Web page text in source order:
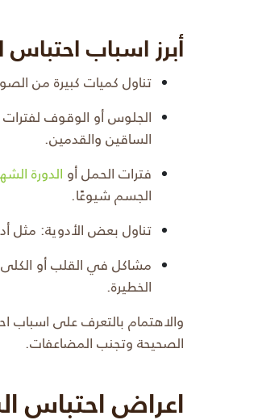
أبرز اسباب
تناول كميات كبيرة من
الجلوس أو الوقوف
الساقين والقدمين.
فترات الحمل أو الدورة
الجسم شيوعًا.
تناول بعض الأدوية: مثل
مشاكل في القلب أو
الخطيرة.
والاهتمام بالتعرف على اسباب
الصحيحة وتجنب المضاعفات.
اعراض احتباس